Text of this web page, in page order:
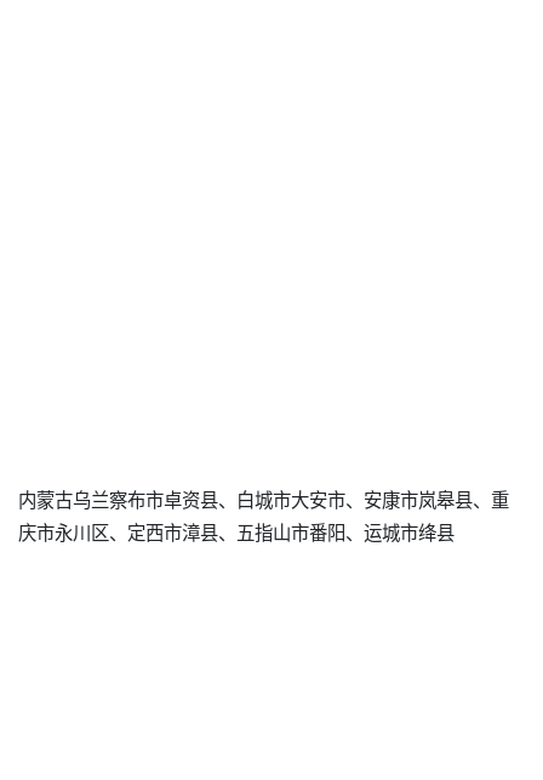
内蒙古乌兰察布市卓资县、白城市大安市、安康市岚皋县、重
庆市永川区、定西市漳县、五指山市番阳、运城市绛县